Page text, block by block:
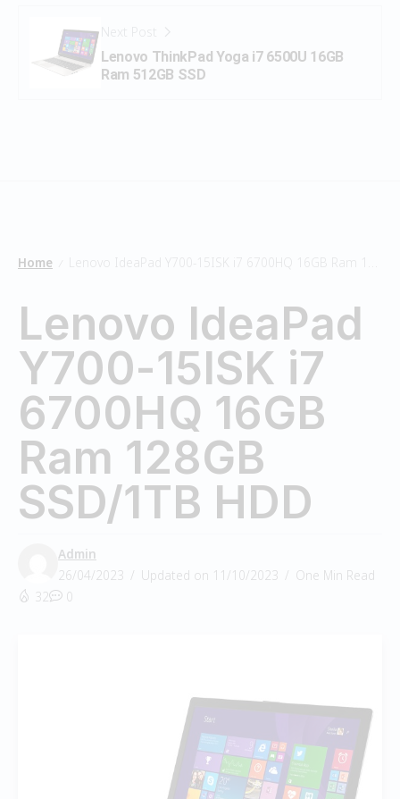
Next Post
Lenovo ThinkPad Yoga i7 6500U 16GB
Ram 512GB SSD
Home Lenovo IdeaPad Y700-15ISK i7 6700HQ 16GB Ram 128GB SSD/1TB HDD
Lenovo IdeaPad
Y700-15ISK i7
6700HQ 16GB
Ram 128GB
SSD/1TB HDD
Admin
26/04/2023
Updated on 11/10/2023
One Min Read
32
0